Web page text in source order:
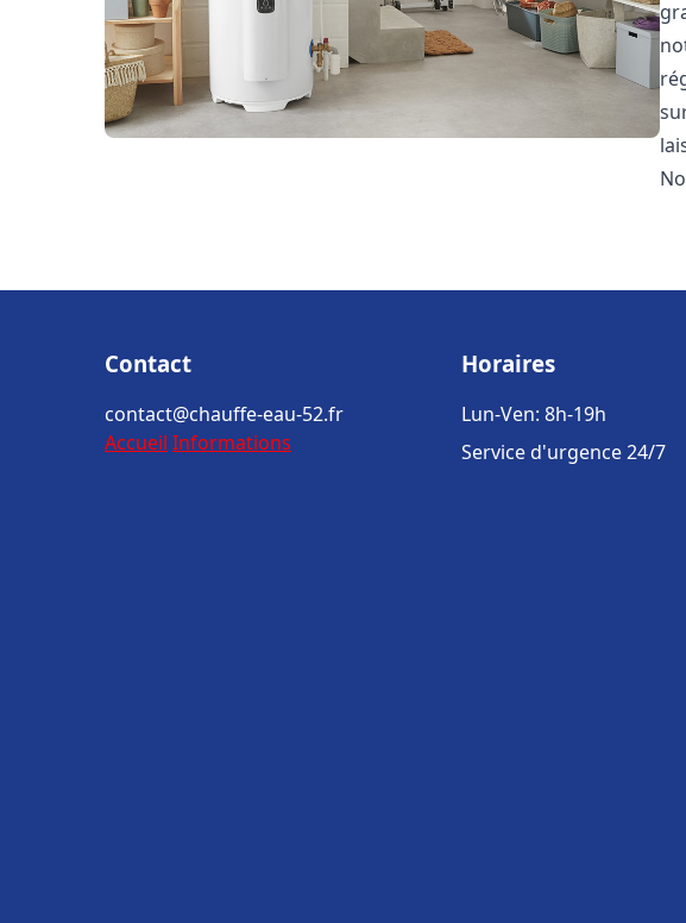
Contact
contact@chauffe-eau-52.fr
Accueil Informations
Horaires
Lun-Ven: 8h-19h
Service d'urgence 24/7